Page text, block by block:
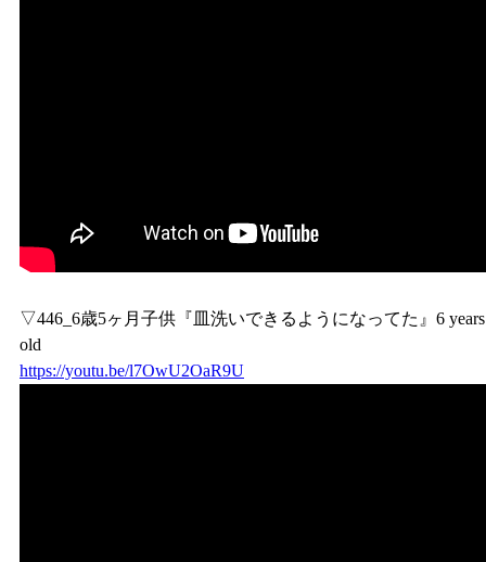
▽446_6歳5ヶ月子供『皿洗いできるようになってた』6 years
old
https://youtu.be/l7OwU2OaR9U